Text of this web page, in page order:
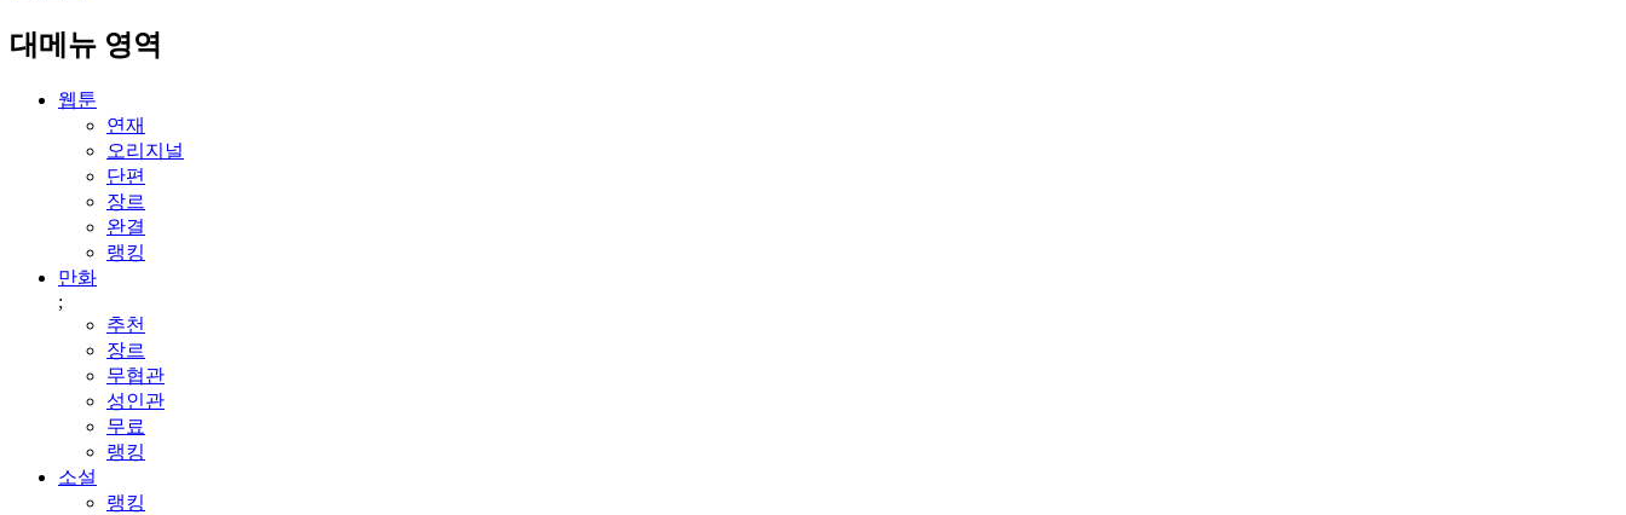
대메뉴 영역
웹툰
연재
오리지널
단편
장르
완결
랭킹
만화
;
추천
장르
무협관
성인관
무료
랭킹
소설
랭킹